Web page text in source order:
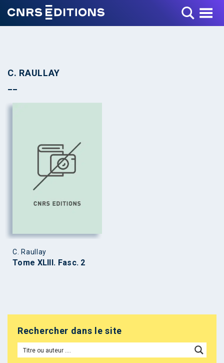
Toggle Menu
C. RAULLAY
C. Raullay
Tome XLIII. Fasc. 2
Rechercher dans le site